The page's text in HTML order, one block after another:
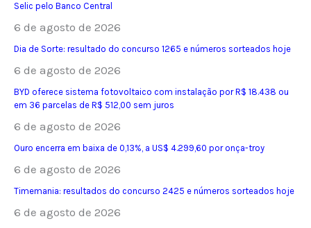
Selic pelo Banco Central
6 de agosto de 2026
Dia de Sorte: resultado do concurso 1265 e números sorteados hoje
6 de agosto de 2026
BYD oferece sistema fotovoltaico com instalação por R$ 18.438 ou
em 36 parcelas de R$ 512,00 sem juros
6 de agosto de 2026
Ouro encerra em baixa de 0,13%, a US$ 4.299,60 por onça-troy
6 de agosto de 2026
Timemania: resultados do concurso 2425 e números sorteados hoje
6 de agosto de 2026